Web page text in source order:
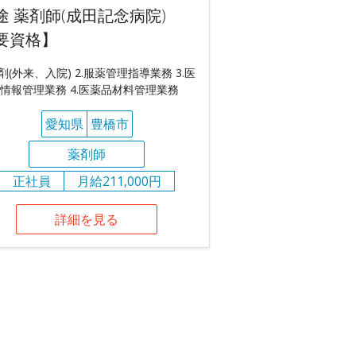
薬剤師(成田記念病院)
資格】
(外来、入院) 2.服薬管理指導業務 3.医
報管理業務 4.医薬品材料管理業務
愛知県 豊橋市
薬剤師
正社員
月給211,000円
詳細を見る